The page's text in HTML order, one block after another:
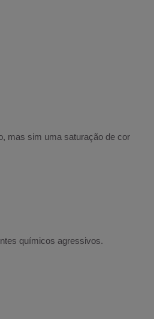
mas sim uma saturação de cor
químicos agressivos.